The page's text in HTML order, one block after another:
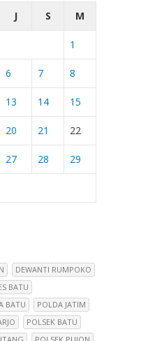
J S M
1
6 7 8
13 14 15
20 21 22
27 28 29
DEWANTI RUMPOKO
BATU
BATU
POLDA JATIM
POLSEK BATU